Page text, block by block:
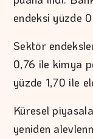
endeksi yüzde
Sektör
0,76 ile kimya
yüzde 1,70 ile
Küresel
yeniden